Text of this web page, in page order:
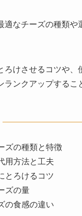
適なチーズの種類
ろけさせるコツや
ランクアップするこ
ズの種類と特徴
用方法と工夫
とろけるコツ
ズの量
の食感の違い